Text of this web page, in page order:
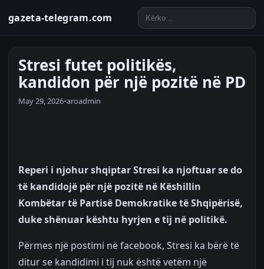
gazeta-telegram.com
Stresi futet politikës,
kandidon për një pozitë në PD
May 29, 2026•aroadmin
Reperi i njohur shqiptar Stresi ka njoftuar se do
të kandidojë për një pozitë në Këshillin
Kombëtar të Partisë Demokratike të Shqipërisë,
duke shënuar kështu hyrjen e tij në politikë.
Përmes një postimi në facebook, Stresi ka bërë të
ditur se kandidimi i tij nuk është vetëm një